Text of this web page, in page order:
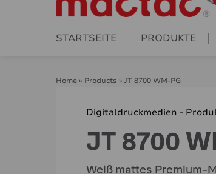
STARTSEITE PRODUKTE
Home » Products » JT 8700 WM-PG
Digitaldruckmedien -
JT 8700
Weiß mattes Premium-